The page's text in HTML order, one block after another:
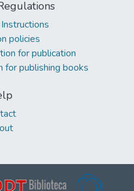
policies
for publication
for publishing books